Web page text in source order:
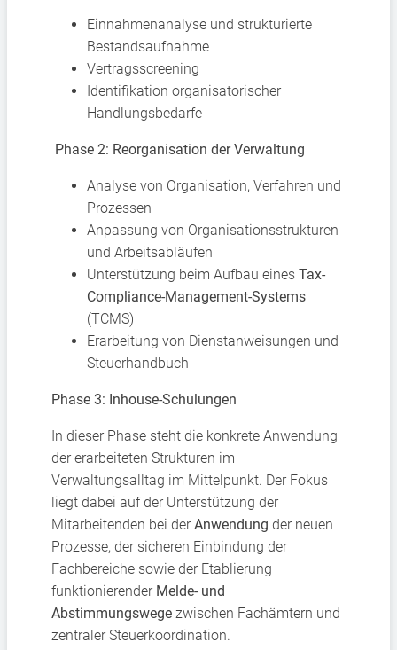
Einnahmenanalyse und strukturierte
Bestandsaufnahme
Vertragsscreening
Identifikation organisatorischer
Handlungsbedarfe
Phase 2: Reorganisation der Verwaltung
Analyse von Organisation, Verfahren und
Prozessen
Anpassung von Organisationsstrukturen
und Arbeitsabläufen
Unterstützung beim Aufbau eines Tax-
Compliance-Management-Systems
(TCMS)
Erarbeitung von Dienstanweisungen und
Steuerhandbuch
Phase 3: Inhouse-Schulungen
In dieser Phase steht die konkrete Anwendung
der erarbeiteten Strukturen im
Verwaltungsalltag im Mittelpunkt. Der Fokus
liegt dabei auf der Unterstützung der
Mitarbeitenden bei derAnwendung der neuen
Prozesse, der sicheren Einbindung der
Fachbereiche sowie der Etablierung
funktionierender Melde- und
Abstimmungswege zwischen Fachämtern und
zentraler Steuerkoordination.